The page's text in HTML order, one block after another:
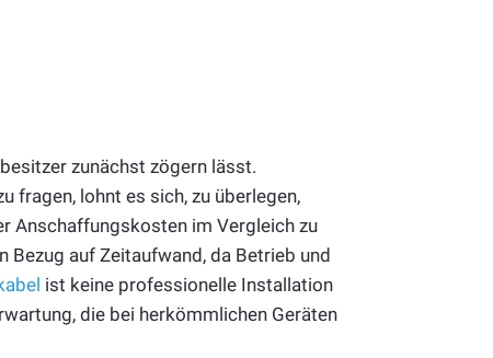
zunächst zögern lässt.
fragen, lohnt es sich, zu überlegen,
Anschaffungskosten im Vergleich zu
auf Zeitaufwand, da Betrieb und
ist keine professionelle Installation
die bei herkömmlichen Geräten